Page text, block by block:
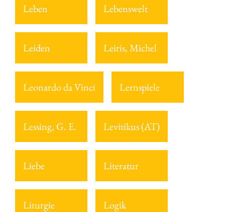
Leben Lebenswelt
Leiden Leiris, Michel
Leonardo da Vinci Lernspiele
Lessing, G. E. Levitikus (AT)
Liebe Literatur
Liturgie Logik